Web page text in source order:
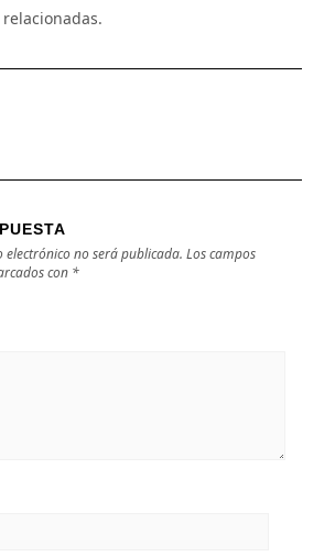
electrónico no será publicada. Los campos
con *